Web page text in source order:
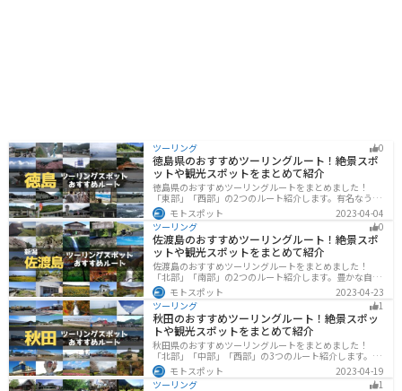
ツーリング 0
徳島県のおすすめツーリングルート！絶景スポ
ットや観光スポットをまとめて紹介
徳島県のおすすめツーリングルートをまとめました！
「東部」「西部」の2つのルート紹介します。有名なうず
しおや山を中心とした自然豊かなスポットが多数ありま
す。バイクで徳島県にツーリングに行く際は参考にして
ください。
モトスポット
2023-04-04
ツーリング
0
佐渡島のおすすめツーリングルート！絶景スポ
ットや観光スポットをまとめて紹介
佐渡島のおすすめツーリングルートをまとめました！
「北部」「南部」の2つのルート紹介します。豊かな自然
と歴史的なスポット、トキなどの貴重な動物を見られる
スポットが多数あります。バイクで佐渡島にツーリング
に行く際は参考にしてください。
モトスポット
2023-04-23
ツーリング
1
秋田のおすすめツーリングルート！絶景スポッ
トや観光スポットをまとめて紹介
秋田県のおすすめツーリングルートをまとめました！
「北部」「中部」「西部」の3つのルート紹介します。自
然豊かな山々や湖、温泉地が点在し、四季折々の景色を
楽しめるスポットが多数あります。バイクで秋田県にツ
ーリングに行く際は参考にしてください。
モトスポット
2023-04-19
ツーリング
1